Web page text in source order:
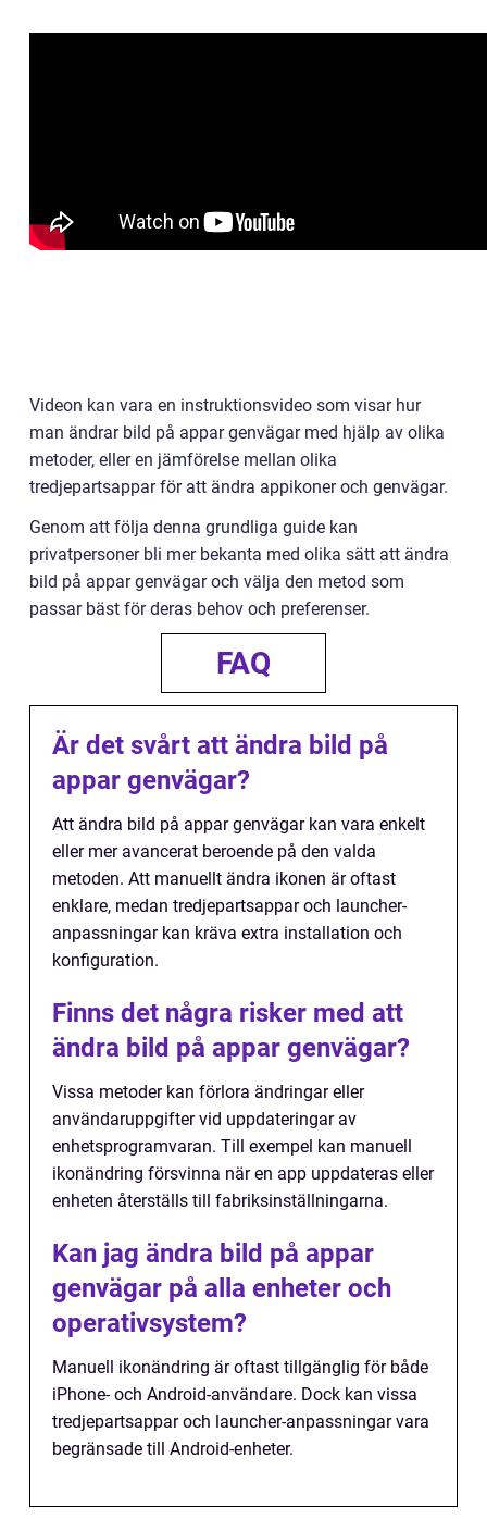
Videon kan vara en instruktionsvideo som visar hur
man ändrar bild på appar genvägar med hjälp av olika
metoder, eller en jämförelse mellan olika
tredjepartsappar för att ändra appikoner och genvägar.
Genom att följa denna grundliga guide kan
privatpersoner bli mer bekanta med olika sätt att ändra
bild på appar genvägar och välja den metod som
passar bäst för deras behov och preferenser.
FAQ
Är det svårt att ändra bild på
appar genvägar?
Att ändra bild på appar genvägar kan vara enkelt
eller mer avancerat beroende på den valda
metoden. Att manuellt ändra ikonen är oftast
enklare, medan tredjepartsappar och launcher-
anpassningar kan kräva extra installation och
konfiguration.
Finns det några risker med att
ändra bild på appar genvägar?
Vissa metoder kan förlora ändringar eller
användaruppgifter vid uppdateringar av
enhetsprogramvaran. Till exempel kan manuell
ikonändring försvinna när en app uppdateras eller
enheten återställs till fabriksinställningarna.
Kan jag ändra bild på appar
genvägar på alla enheter och
operativsystem?
Manuell ikonändring är oftast tillgänglig för både
iPhone- och Android-användare. Dock kan vissa
tredjepartsappar och launcher-anpassningar vara
begränsade till Android-enheter.